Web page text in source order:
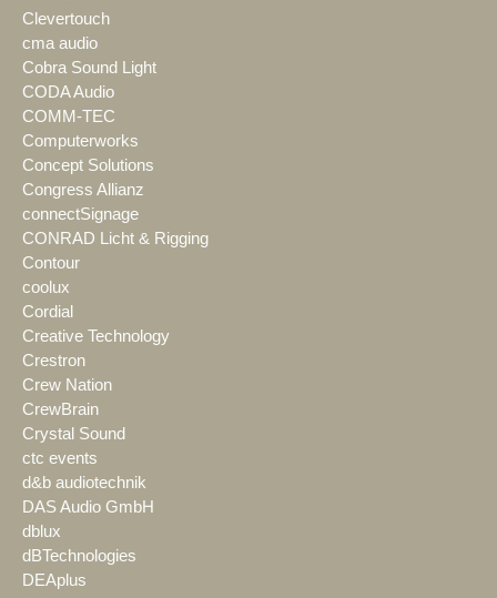
Clevertouch
cma audio
Cobra Sound Light
CODA Audio
COMM-TEC
Computerworks
Concept Solutions
Congress Allianz
connectSignage
CONRAD Licht & Rigging
Contour
coolux
Cordial
Creative Technology
Crestron
Crew Nation
CrewBrain
Crystal Sound
ctc events
d&b audiotechnik
DAS Audio GmbH
dblux
dBTechnologies
DEAplus